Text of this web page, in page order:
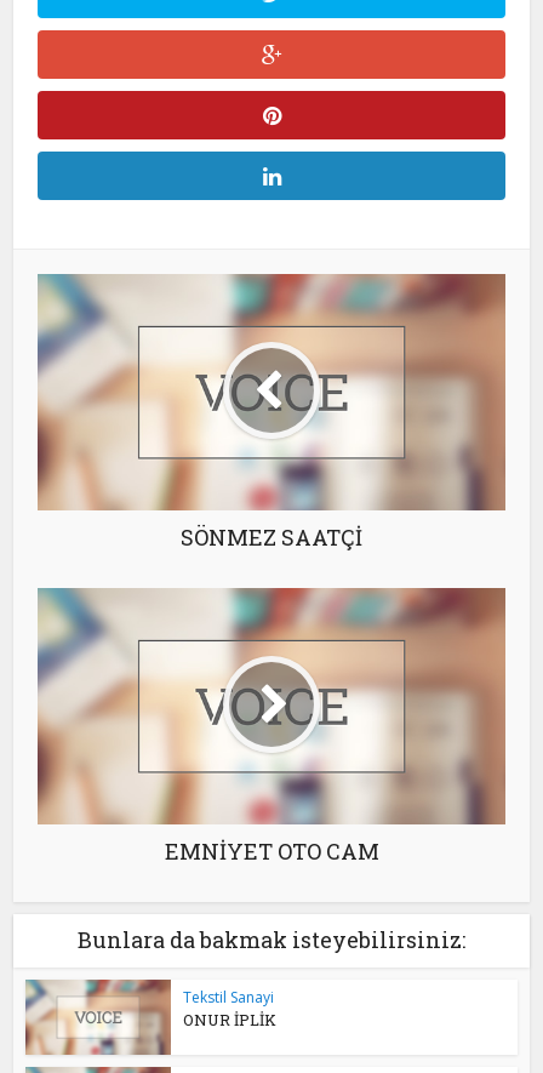
SÖNMEZ SAATÇİ
EMNİYET OTO CAM
Bunlara da bakmak isteyebilirsiniz:
Tekstil Sanayi
ONUR İPLİK